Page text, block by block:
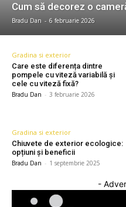
Cum să decorez o
Bradu Dan - 6 februarie 2026
Gradina si exterior
Care este diferența dintre
pompele cu viteză variabilă și
cele cu viteză fixă?
Bradu Dan - 3 februarie 2026
Gradina si exterior
Chiuvete de exterior ecologice:
opțiuni și beneficii
Bradu Dan - 1 septembrie 2025
-